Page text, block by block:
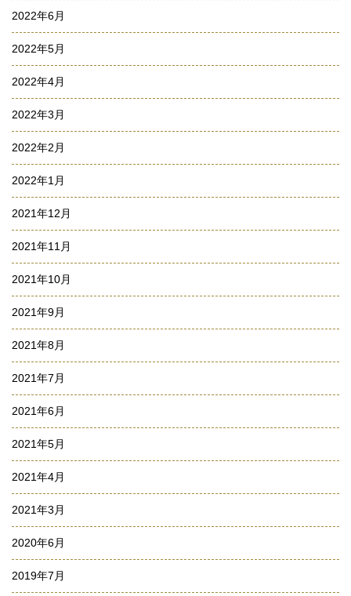
2022年6月
2022年5月
2022年4月
2022年3月
2022年2月
2022年1月
2021年12月
2021年11月
2021年10月
2021年9月
2021年8月
2021年7月
2021年6月
2021年5月
2021年4月
2021年3月
2020年6月
2019年7月